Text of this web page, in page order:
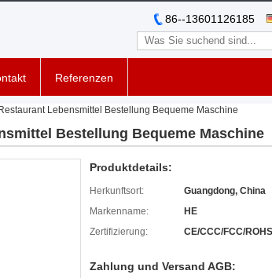
86--13601126185
Referenzen
Lebensmittel Bestellung Bequeme Maschine
Bestellung Bequeme Maschine
Produktdetails:
Herkunftsort:
Guangdong, China
Markenname:
HE
Zertifizierung:
CE/CCC/FCC/
Zahlung und Versand AGB: